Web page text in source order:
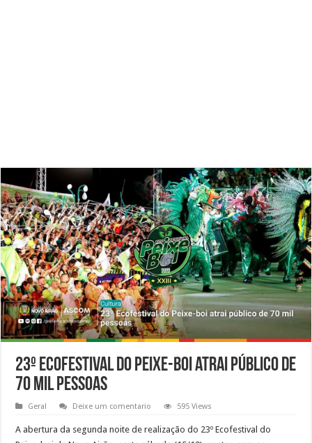
23º Ecofestival do Peixe-boi atrai público de
70 mil pessoas
Geral Deixe um comentario 595 Views
A abertura da segunda noite de realização do 23º Ecofestival do